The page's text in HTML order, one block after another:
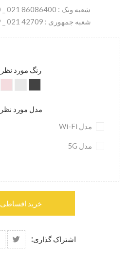
شعبه ونک : 86086400 021 _ 86086500 021
شعبه جمهوری : 42709 021 _ 66488069 021
رنگ مورد نظر
مدل مورد نظر
مدل Wi-Fi
مدل 5G
خرید اقساطی
اشتراک گذاری: